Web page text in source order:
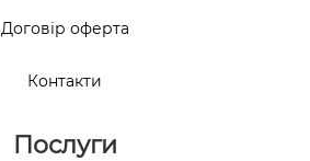
Договір оферта
Контакти
Послуги